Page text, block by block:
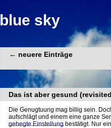
blue sky
← neuere Einträge
Das ist aber gesund
Die Genugtuung mag billig sein.
aufschlägt und einem eine ganze
gehegte Einstellung bestätigt. Nur